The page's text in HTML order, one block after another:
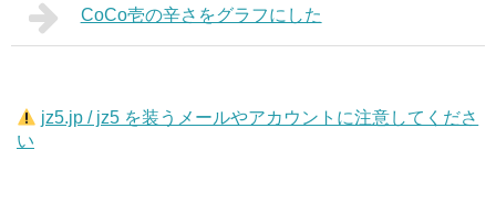
CoCo壱の辛さをグラフにした
jz5.jp / jz5 を装うメールやアカウントに注意してくださ
い